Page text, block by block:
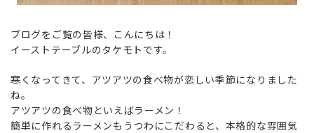
ブログをご覧の皆様、こんにちは！
イーストテーブルのタケモトです。
寒くなってきて、アツアツの食べ物が恋しい季節になりました
ね。
アツアツの食べ物といえばラーメン！
簡単に作れるラーメンもうつわにこだわると、本格的な雰囲気